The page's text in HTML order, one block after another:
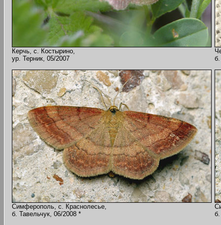
Керчь, с. Костырино,
ур. Терник, 05/2007
Симферополь, с. Краснолесье,
б. Тавельчук, 06/2008 *
б.